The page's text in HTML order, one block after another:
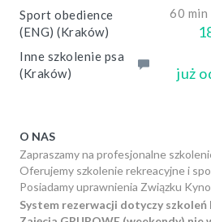
Sport obedience
(ENG) (Kraków)
60 min
Inne szkolenie psa
(Kraków)
już
O NAS
Zapraszamy na profesjonalne
Oferujemy szkolenie rekreacyjne i
Posiadamy uprawnienia Związku
System rezerwacji dotyczy szkoleń